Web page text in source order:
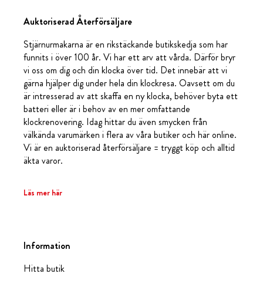
Auktoriserad Återförsäljare
Stjärnurmakarna är en rikstäckande butikskedja som har
funnits i över 100 år. Vi har ett arv att vårda. Därför bryr
vi oss om dig och din klocka över tid. Det innebär att vi
gärna hjälper dig under hela din klockresa. Oavsett om du
är intresserad av att skaffa en ny klocka, behöver byta ett
batteri eller är i behov av en mer omfattande
klockrenovering. Idag hittar du även smycken från
välkända varumärken i flera av våra butiker och här online.
Vi är en auktoriserad återförsäljare = tryggt köp och alltid
äkta varor.
Läs mer här
Information
Hitta butik